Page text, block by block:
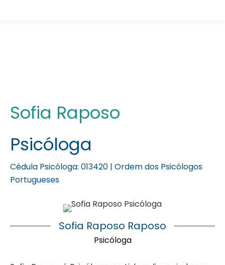
Sofia Raposo
Psicóloga
Cédula Psicóloga: 013420 | Ordem dos Psicólogos
Portugueses
Sofia Raposo Raposo
Psicóloga